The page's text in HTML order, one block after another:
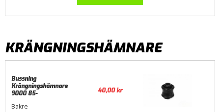
KRÄNGNINGSHÄMNARE
Bussning
Krängningshämnare
9000 85-
Bakre
40,00kr